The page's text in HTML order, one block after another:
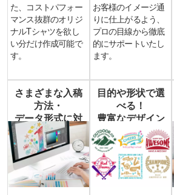
た、コストパフォー
マンス抜群のオリジ
ナルTシャツを欲し
い分だけ作成可能で
す。
お客様のイメージ通
りに仕上がるよう、
プロの目線から徹底
的にサポートいたし
ます。
さまざまな入稿
方法・
データ形式に対
応
目的や形状で選
べる！
豊富なデザイン
テンプレート